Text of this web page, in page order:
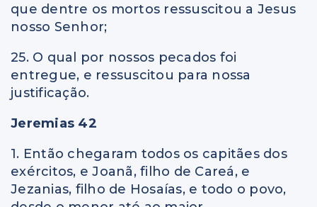
que dentre os mortos ressuscitou a Jesus
nosso Senhor;
25. O qual por nossos pecados foi
entregue, e ressuscitou para nossa
justificação.
Jeremias 42
1. Então chegaram todos os capitães dos
exércitos, e Joanã, filho de Careá, e
Jezanias, filho de Hosaías, e todo o povo,